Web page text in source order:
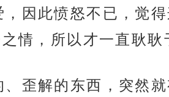
因此愤怒不已，觉
情，所以才一直耿耿
歪解的东西，突然